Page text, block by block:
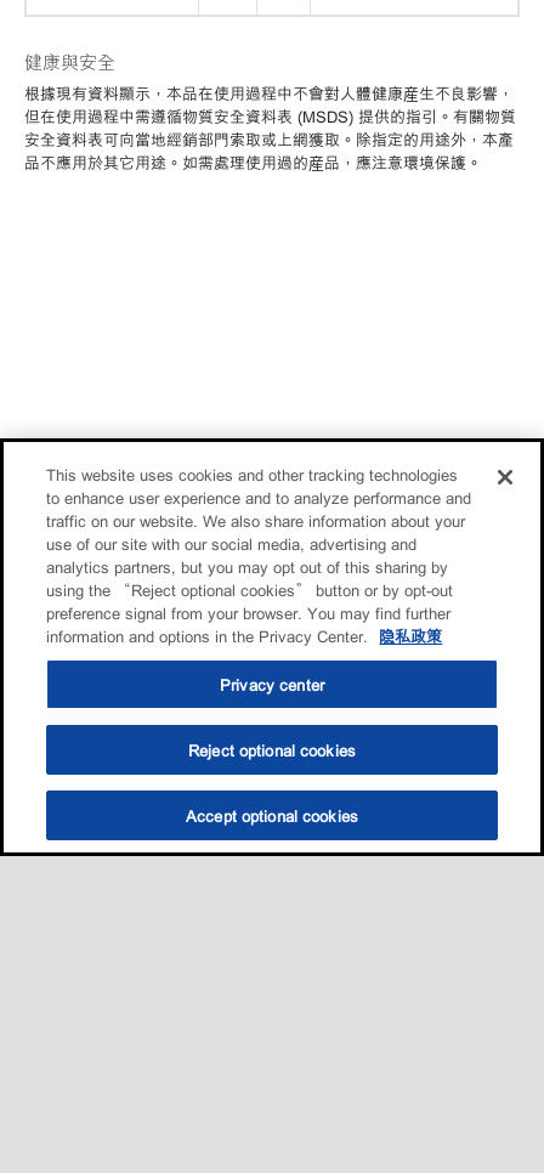
健康與安全
根據現有資料顯示，本品在使用過程中不會對人體健康産生不良影響，
但在使用過程中需遵循物質安全資料表 (MSDS) 提供的指引。有關物質
安全資料表可向當地經銷部門索取或上網獲取。除指定的用途外，本產
品不應用於其它用途。如需處理使用過的産品，應注意環境保護。
This website uses cookies and other tracking technologies
to enhance user experience and to analyze performance and
traffic on our website. We also share information about your
use of our site with our social media, advertising and
analytics partners, but you may opt out of this sharing by
using the “Reject optional cookies” button or by opt-out
preference signal from your browser. You may find further
information and options in the Privacy Center.
隐私政策
Privacy center
Reject optional cookies
Accept optional cookies